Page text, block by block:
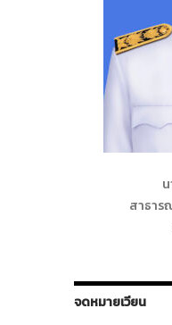
สาธาร
จดหมายเวียน